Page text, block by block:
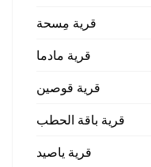
قرية مِسحة
قرية مادما
قرية قوصين
قرية باقة الحطب
قرية ياصيد